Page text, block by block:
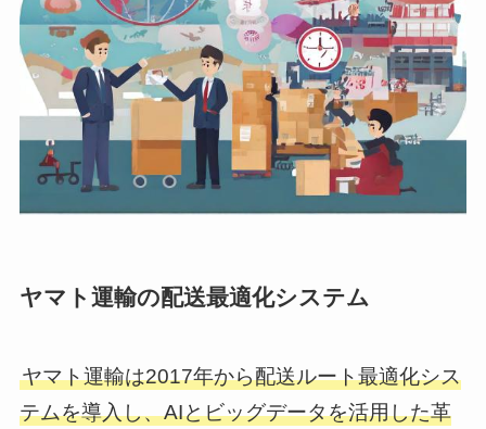
ヤマト運輸の配送最適化システム
ヤマト運輸は2017年から配送ルート最適化シス
テムを導入し、AIとビッグデータを活用した革